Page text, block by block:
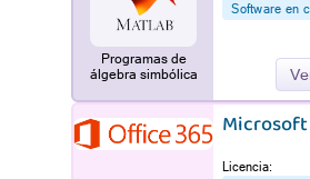
Programas de
álgebra simbólica
Software en
Licencia: